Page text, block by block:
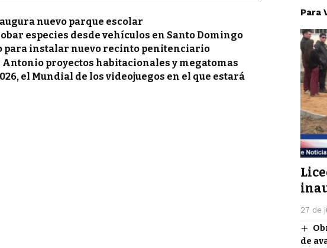
nuevo parque escolar
especies desde vehículos en Santo Domingo
para instalar nuevo recinto penitenciario
Antonio proyectos habitacionales y megatomas
el Mundial de los videojuegos en el que estará
Para
27 de
de